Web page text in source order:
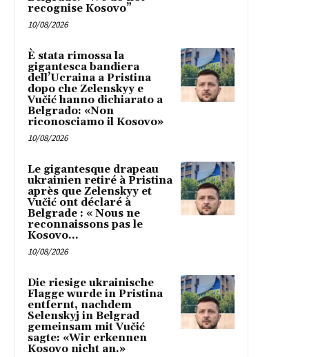
recognise Kosovo”
10/08/2026
È stata rimossa la
gigantesca bandiera
dell’Ucraina a Pristina
dopo che Zelenskyy e
Vučić hanno dichiarato a
Belgrado: «Non
riconosciamo il Kosovo»
10/08/2026
Le gigantesque drapeau
ukrainien retiré à Pristina
après que Zelenskyy et
Vučić ont déclaré à
Belgrade : « Nous ne
reconnaissons pas le
Kosovo...
10/08/2026
Die riesige ukrainische
Flagge wurde in Pristina
entfernt, nachdem
Selenskyj in Belgrad
gemeinsam mit Vučić
sagte: «Wir erkennen
Kosovo nicht an.»